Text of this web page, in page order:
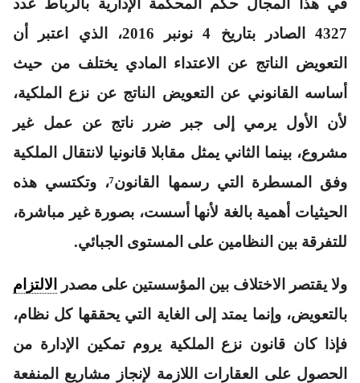
في هذا المجال حكم المحكمة الإدارية بالرباط عدد
4327 الصادر بتاريخ 4 نونبر 2016، الذي اعتبر أن
التعويض الناتج عن الاعتداء المادي يختلف من حيث
أساسه القانوني عن التعويض الناتج عن نزع الملكية،
لأن الأول يرمي إلى جبر ضرر ناتج عن عمل غير
مشروع، بينما الثاني يمثل مقابلا قانونيا لانتقال الملكية
وفق المسطرة التي رسمها القانون⁷، وتكتسي هذه
الحيثيات أهمية بالغة لأنها أسست، بصورة غير مباشرة،
للتفرقة بين النظامين على المستوى الجبائي.
ولا يقتصر الاختلاف بين المؤسستين على مصدر
الالتزام
بالتعويض، وإنما يمتد إلى الغاية التي يحققها كل نظام،
فإذا كان قانون نزع الملكية يروم تمكين الإدارة من
الحصول على العقارات اللازمة لإنجاز مشاريع المنفعة